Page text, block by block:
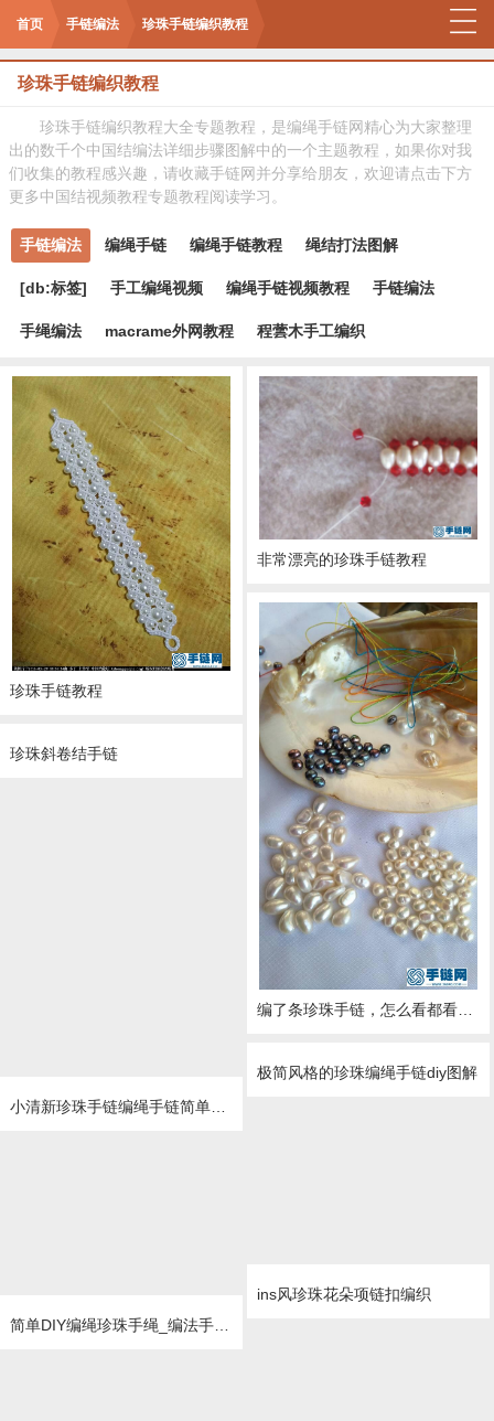
首页 手链编法 珍珠手链编织教程
珍珠手链编织教程
珍珠手链编织教程大全专题教程，是编绳手链网精心为大家整理
出的数千个中国结编法详细步骤图解中的一个主题教程，如果你对我
们收集的教程感兴趣，请收藏手链网并分享给朋友，欢迎请点击下方
更多中国结视频教程专题教程阅读学习。
手链编法 编绳手链 编绳手链教程 绳结打法图解
[db:标签] 手工编绳视频 编绳手链视频教程 手链编法
手绳编法 macrame外网教程 程蕓木手工编织
珍珠手链教程
非常漂亮的珍珠手链教程
编了条珍珠手链，怎么看都看不上眼！大师们多多指教！给个见意！谢谢!
珍珠斜卷结手链
极简风格的珍珠编绳手链diy图解
小清新珍珠手链编绳手链简单diy教程
ins风珍珠花朵项链扣编织
简单DIY编绳珍珠手绳_编法手串的简单DIY做法图